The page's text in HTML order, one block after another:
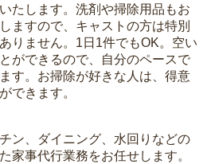
たします。洗剤や掃除用品もお
ますので、キャストの方は特別
りません。1日1件でもOK。空い
ができるので、自分のペースで
す。お掃除が好きな人は、得意
できます。
ン、ダイニング、水回りなどの
家事代行業務をお任せします。